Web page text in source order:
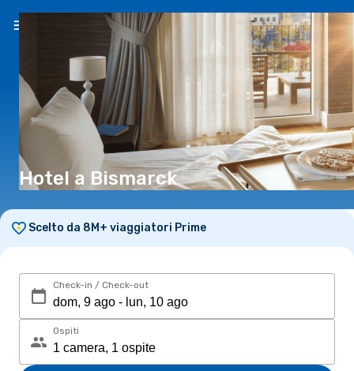
IT(€)
Hotel a Bismarck
Scelto da 8M+ viaggiatori Prime
Check-in / Check-out
Ospiti